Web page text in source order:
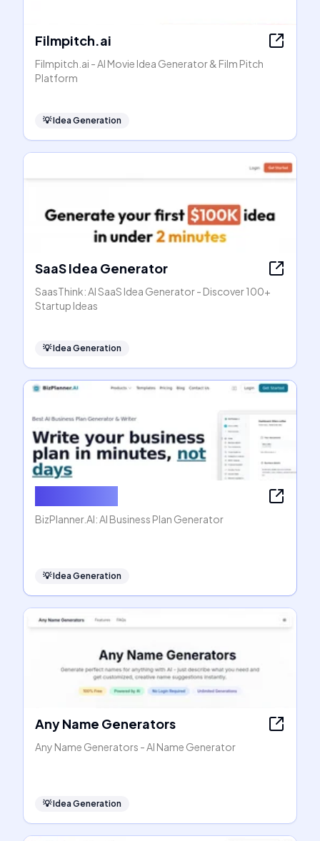
Filmpitch.ai
Filmpitch.ai - AI Movie Idea Generator & Film Pitch
Platform
💡Idea Generation
SaaS Idea Generator
SaasThink: AI SaaS Idea Generator - Discover 100+
Startup Ideas
💡Idea Generation
BizPlanner.AI: AI Business Plan Generator
💡Idea Generation
Any Name Generators
Any Name Generators - AI Name Generator
💡Idea Generation